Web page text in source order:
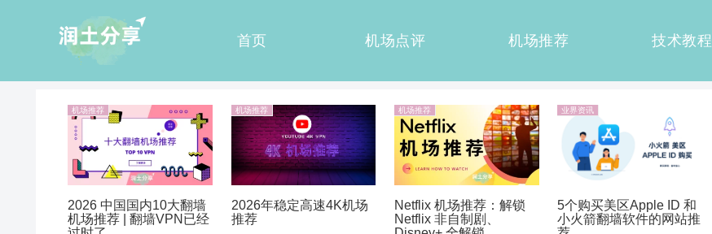
首页 机场点评 机场推荐 技术教程
机场推荐
2026 中国国内10大翻墙
机场推荐 | 翻墙VPN已经
机场推荐
2026年稳定高速4K机场
推荐
机场推荐
Netflix 机场推荐：解锁
Netflix 非自制剧、
业界资讯
5个购买美区Apple ID 和
小火箭翻墙软件的网站推